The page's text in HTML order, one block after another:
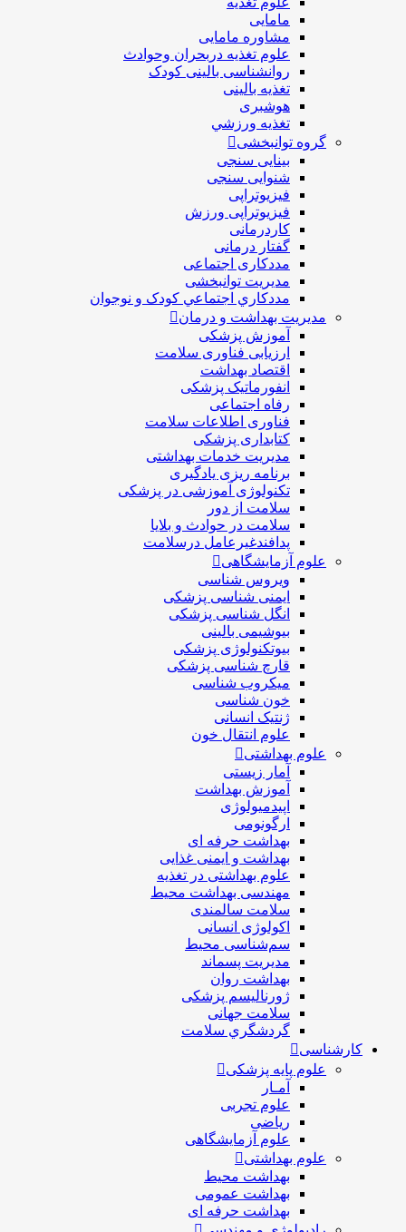
مامایی
مشاوره مامایی
علوم تغذیه دربحران وحوادث
روانشناسی بالینی کودک
تغذیه بالینی
هوشبری
تغذيه ورزشي
گروه توانبخشی
بینایی سنجی
شنوایی سنجی
فیزیوتراپی
فیزیوتراپی ورزش
کاردرمانی
گفتار درمانی
مددکاری اجتماعی
مديريت توانبخشی
مددکاري اجتماعي کودک و نوجوان
مدیریت بهداشت و درمان
آموزش پزشکی
ارزیابی فناوری سلامت
اقتصاد بهداشت
انفورماتیک پزشکی
رفاه اجتماعی
فناوری اطلاعات سلامت
کتابداری پزشکی
مديريت خدمات بهداشتی
برنامه ریزی یادگیری
تکنولوژی آموزشی در پزشکی
سلامت از دور
سلامت در حوادث و بلایا
پدافندغیرعامل درسلامت
علوم آزمایشگاهی
ویروس شناسی
ایمنی شناسی پزشكی
انگل شناسی پزشکی
بیوشیمی بالینی
بیوتکنولوژی پزشکی
قارچ شناسی پزشکی
ميكروب شناسی
خون شناسی
ژنتیک انسانی
علوم انتقال خون
علوم بهداشتی
آمار زیستی
آموزش بهداشت
اپیدمیولوژی
ارگونومی
بهداشت حرفه ای
بهداشت و ایمنی غذایی
علوم بهداشتی در تغذیه
مهندسی بهداشت محيط
سلامت سالمندی
اکولوژی انسانی
سم‌شناسی محیط
مدیریت پسماند
بهداشت روان
ژورنالیسم پزشکی
سلامت جهانی
گردشگري سلامت
کارشناسی
علوم پایه پزشکی
آمـار
علوم تجربی
ریاضی
علوم آزمایشگاهی
علوم بهداشتی
بهداشت محیط
بهداشت عمومی
بهداشت حرفه ای